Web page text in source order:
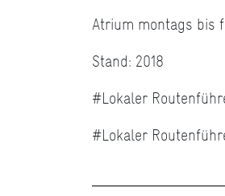
Atrium montags bis
Stand: 2018
#Lokaler
#Lokaler